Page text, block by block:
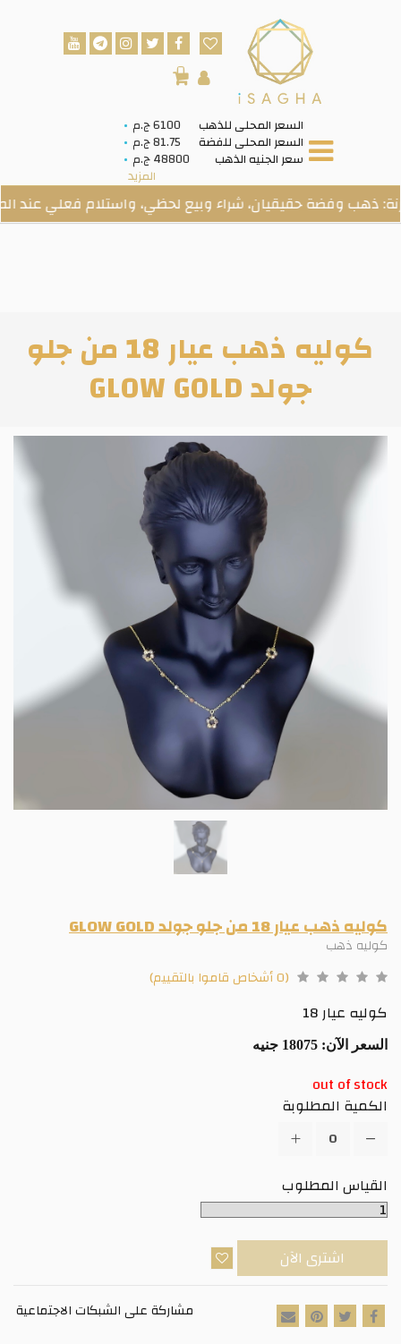
السعر المحلى للذهب 6100 ج.م
السعر المحلى للفضة 81.75 ج.م
سعر الجنيه الذهب 48800 ج.م
المزيد
0
وفضة حقيقيان، شراء وبيع لحظي، واستلام فعلي عند الطلب.
كوليه ذهب عيار 18 من جلو
جولد GLOW GOLD
كوليه ذهب عيار 18 من جلو جولد GLOW GOLD
كوليه ذهب
(0 أشخاص قاموا بالتقييم)
كوليه عيار 18
السعر الآن:
out of stock
الكمية المطلوبة
القياس المطلوب
اشترى الآن
مشاركة على الشبكات الاجتماعية